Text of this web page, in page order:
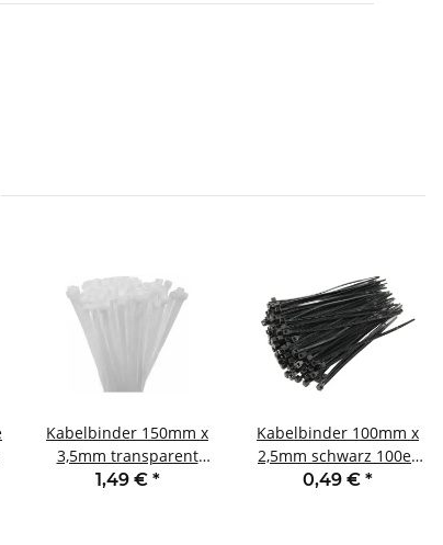
Kabelbinder 150mm x
3,5mm transparent
100er Pack hohe
1,49 € *
Kabelbinder 100mm x
2,5mm schwarz 100er
Pack hohe Zugkraft UV
0,49 € *